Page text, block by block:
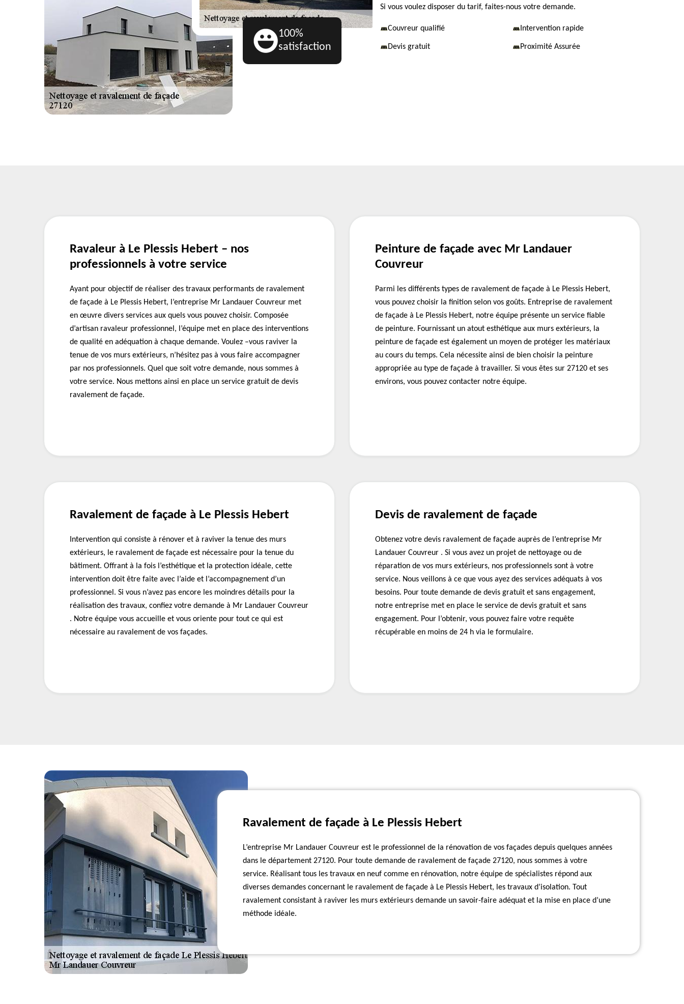
100%
satisfaction
Si vous voulez disposer du tarif, faites-nous votre demande.
Couvreur qualifié Intervention rapide
Devis gratuit Proximité Assurée
Ravaleur à Le Plessis Hebert – nos
professionnels à votre service
Ayant pour objectif de réaliser des travaux performants de ravalement
de façade à Le Plessis Hebert, l’entreprise Mr Landauer Couvreur met
en œuvre divers services aux quels vous pouvez choisir. Composée
d’artisan ravaleur professionnel, l’équipe met en place des interventions
de qualité en adéquation à chaque demande. Voulez –vous raviver la
tenue de vos murs extérieurs, n’hésitez pas à vous faire accompagner
par nos professionnels. Quel que soit votre demande, nous sommes à
votre service. Nous mettons ainsi en place un service gratuit de devis
ravalement de façade.
Peinture de façade avec Mr Landauer
Couvreur
Parmi les différents types de ravalement de façade à Le Plessis Hebert,
vous pouvez choisir la finition selon vos goûts. Entreprise de ravalement
de façade à Le Plessis Hebert, notre équipe présente un service fiable
de peinture. Fournissant un atout esthétique aux murs extérieurs, la
peinture de façade est également un moyen de protéger les matériaux
au cours du temps. Cela nécessite ainsi de bien choisir la peinture
appropriée au type de façade à travailler. Si vous êtes sur 27120 et ses
environs, vous pouvez contacter notre équipe.
Ravalement de façade à Le Plessis Hebert
Intervention qui consiste à rénover et à raviver la tenue des murs
extérieurs, le ravalement de façade est nécessaire pour la tenue du
bâtiment. Offrant à la fois l’esthétique et la protection idéale, cette
intervention doit être faite avec l’aide et l’accompagnement d’un
professionnel. Si vous n’avez pas encore les moindres détails pour la
réalisation des travaux, confiez votre demande à Mr Landauer Couvreur
. Notre équipe vous accueille et vous oriente pour tout ce qui est
nécessaire au ravalement de vos façades.
Devis de ravalement de façade
Obtenez votre devis ravalement de façade auprès de l’entreprise Mr
Landauer Couvreur . Si vous avez un projet de nettoyage ou de
réparation de vos murs extérieurs, nos professionnels sont à votre
service. Nous veillons à ce que vous ayez des services adéquats à vos
besoins. Pour toute demande de devis gratuit et sans engagement,
notre entreprise met en place le service de devis gratuit et sans
engagement. Pour l’obtenir, vous pouvez faire votre requête
récupérable en moins de 24 h via le formulaire.
Ravalement de façade à Le Plessis Hebert
L’entreprise Mr Landauer Couvreur est le professionnel de la rénovation de vos façades depuis quelques années
dans le département 27120. Pour toute demande de ravalement de façade 27120, nous sommes à votre
service. Réalisant tous les travaux en neuf comme en rénovation, notre équipe de spécialistes répond aux
diverses demandes concernant le ravalement de façade à Le Plessis Hebert, les travaux d’isolation. Tout
ravalement consistant à raviver les murs extérieurs demande un savoir-faire adéquat et la mise en place d’une
méthode idéale.